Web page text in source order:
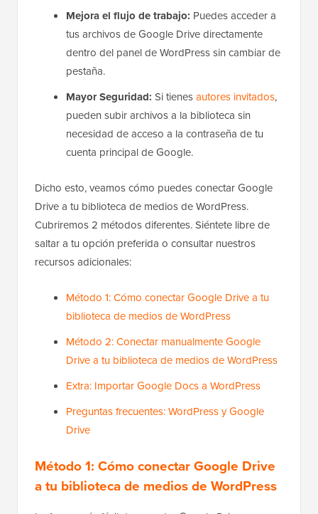
Mejora el flujo de trabajo: Puedes acceder a
tus archivos de Google Drive directamente
dentro del panel de WordPress sin cambiar de
pestaña.
Mayor Seguridad: Si tienesautores invitados,
pueden subir archivos a la biblioteca sin
necesidad de acceso a la contraseña de tu
cuenta principal de Google.
Dicho esto, veamos cómo puedes conectar Google
Drive a tu biblioteca de medios de WordPress.
Cubriremos 2 métodos diferentes. Siéntete libre de
saltar a tu opción preferida o consultar nuestros
recursos adicionales:
Método 1: Cómo conectar Google Drive a tu
biblioteca de medios de WordPress
Método 2: Conectar manualmente Google
Drive a tu biblioteca de medios de WordPress
Extra: Importar Google Docs a WordPress
Preguntas frecuentes: WordPress y Google
Drive
Método 1: Cómo conectar Google Drive
a tu biblioteca de medios de WordPress